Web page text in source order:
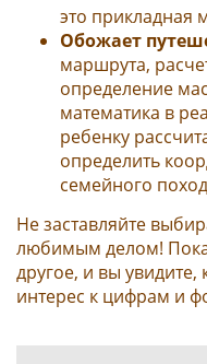
это прикладная
Обожает
маршрута,
определение
математика в
ребенку
определить
семейного
Не заставляйте
любимым делом!
другое, и вы увидите,
интерес к цифрам и